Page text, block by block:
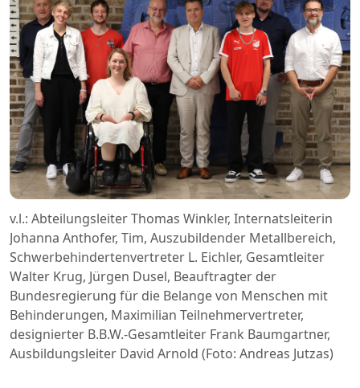
v.l.: Abteilungsleiter Thomas Winkler, Internatsleiterin
Johanna Anthofer, Tim, Auszubildender Metallbereich,
Schwerbehindertenvertreter L. Eichler, Gesamtleiter
Walter Krug, Jürgen Dusel, Beauftragter der
Bundesregierung für die Belange von Menschen mit
Behinderungen, Maximilian Teilnehmervertreter,
designierter B.B.W.-Gesamtleiter Frank Baumgartner,
Ausbildungsleiter David Arnold (Foto: Andreas Jutzas)